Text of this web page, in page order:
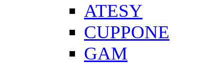
ATESY
CUPPONE
GAM